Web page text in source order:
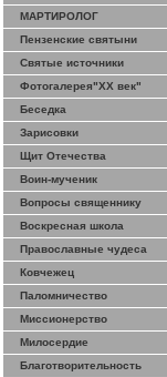
МАРТИРОЛОГ
Пензенские святыни
Святые источники
Фотогалерея"ХХ век"
Беседка
Зарисовки
Щит Отечества
Воин-мученик
Вопросы священнику
Воскресная школа
Православные чудеса
Ковчежец
Паломничество
Миссионерство
Милосердие
Благотворительность